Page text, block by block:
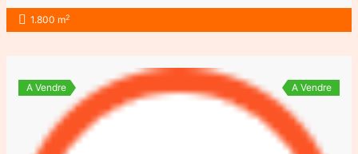
1.800 m2
A Vendre A Vendre